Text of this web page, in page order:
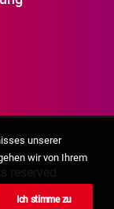
unserer
wir von Ihrem
Ich stimme zu